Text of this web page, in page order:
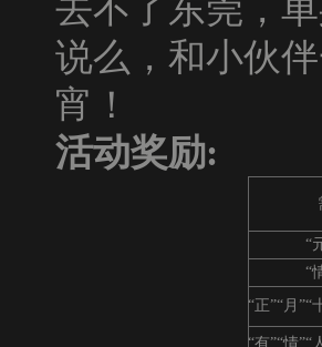
去不了东莞，
说么，和小伙
宵！
活动奖励:
“
“
“正”“月”“
“有”“情”“